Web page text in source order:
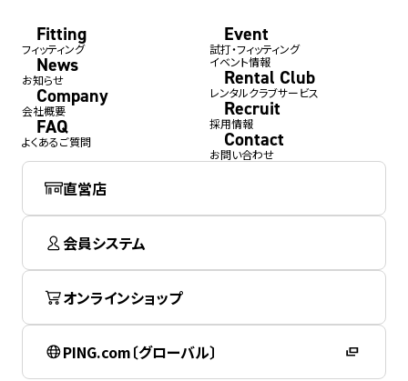
Fitting
フィッティング
News
お知らせ
Company
会社概要
FAQ
よくあるご質問
Event
試打・フィッティング
イベント情報
Rental Club
レンタルクラブサービス
Recruit
採用情報
Contact
お問い合わせ
直営店
会員システム
オンラインショップ
PING.com〔グローバル〕